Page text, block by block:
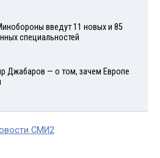
введут 11 новых и 85
специальностей
Джабаров — о том, зачем Европе
СМИ2